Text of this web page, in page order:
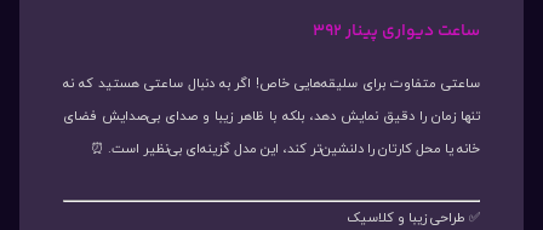
ساعت دیواری پینار ۳۹۲
ساعتی متفاوت برای سلیقه‌هایی خاص! اگر به دنبال ساعتی هستید که نه
تنها زمان را دقیق نمایش دهد، بلکه با ظاهر زیبا و صدای بی‌صدایش فضای
خانه یا محل کارتان را دلنشین‌تر کند، این مدل گزینه‌ای بی‌نظیر است. ⏰
✅ طراحی زیبا و کلاسیک